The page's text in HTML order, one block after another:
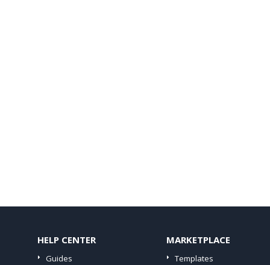
HELP CENTER
Guides
MARKETPLACE
Templates